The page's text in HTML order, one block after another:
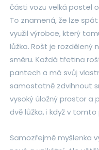
části vozu velká postel
To znamená, že lze
využil výrobce, který
lůžka. Rošt je
směru. Každá třetina
pantech a má svůj
samostatně zdvihnout
vysoký úložný prostor
dvě lůžka, i když v
Samozřejmě myšlenka